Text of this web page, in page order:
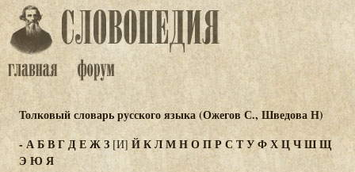
Толковый словарь русского языка (Ожегов С., Шведова Н)
-АБВГДЕЖЗ [И] ЙКЛМНОПРС ТУФХЦЧШЩ
Э Ю Я